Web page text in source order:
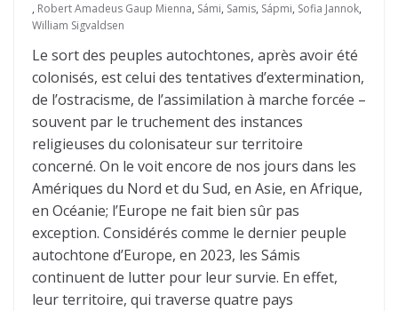
, Robert Amadeus Gaup Mienna, Sámi, Samis, Sápmi, Sofia Jannok,
William Sigvaldsen
Le sort des peuples autochtones, après avoir été
colonisés, est celui des tentatives d’extermination,
de l’ostracisme, de l’assimilation à marche forcée –
souvent par le truchement des instances
religieuses du colonisateur sur territoire
concerné. On le voit encore de nos jours dans les
Amériques du Nord et du Sud, en Asie, en Afrique,
en Océanie; l’Europe ne fait bien sûr pas
exception. Considérés comme le dernier peuple
autochtone d’Europe, en 2023, les Sámis
continuent de lutter pour leur survie. En effet,
leur territoire, qui traverse quatre pays